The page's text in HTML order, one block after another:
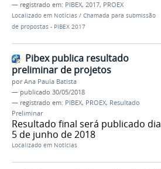
— registrado em: PIBEX, 2017, PROEX
Localizado em Notícias / Chamada para submissão
de propostas - PIBEX 2017
Pibex publica resultado
preliminar de projetos
porAna Paula Batista
— publicado 30/05/2018
— registrado em: PIBEX, PROEX, Resultado
Preliminar
Resultado final será publicado dia
5 de junho de 2018
Localizado em Notícias